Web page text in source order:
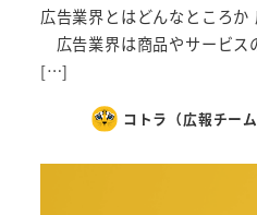
広告業界とはどんなところ
広告業界は商品やサービス
[…]
コトラ（広報チーム